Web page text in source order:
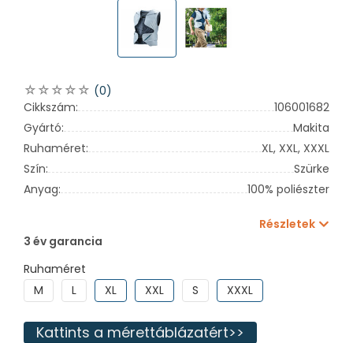
(0)
Cikkszám:
106001682
Gyártó:
Makita
Ruhaméret:
XL, XXL, XXXL
Szín:
Szürke
Anyag:
100% poliészter
Részletek
3 év garancia
Ruhaméret
M
L XL XXL S XXXL
Kattints a mérettáblázatért>>